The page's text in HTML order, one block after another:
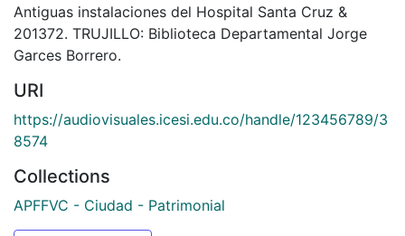
Antiguas instalaciones del Hospital Santa Cruz &
201372. TRUJILLO: Biblioteca Departamental Jorge
Garces Borrero.
URI
https://audiovisuales.icesi.edu.co/handle/123456789/3
8574
Collections
APFFVC - Ciudad - Patrimonial